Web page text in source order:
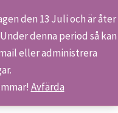
den 13 Juli och är åter
denna period så kan
eller administrera
Avfärda